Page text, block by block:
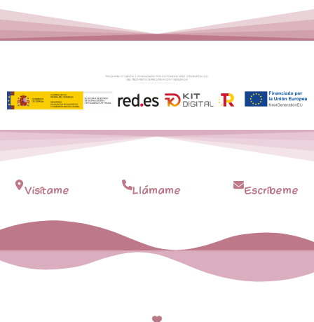
Visítame Llámame Escríbeme